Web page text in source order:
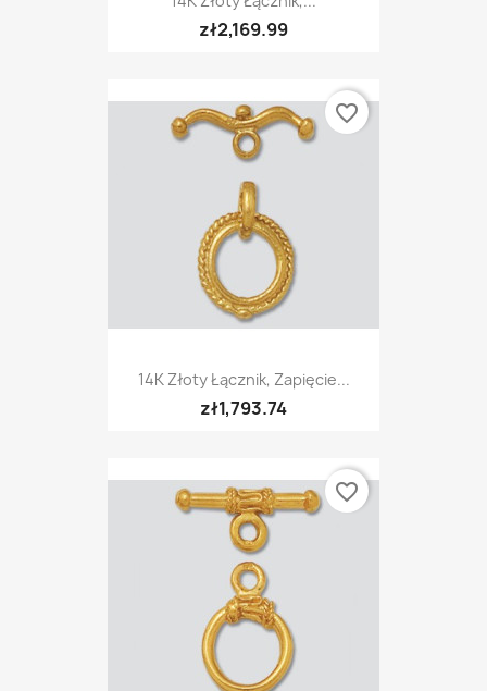
zł2,169.99
14K Złoty Łącznik, Zapięcie...
zł1,793.74
favorite_border
favorite_border